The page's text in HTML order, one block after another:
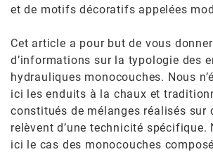
et de motifs décoratifs appelées
Cet article a pour but de vous
d’informations sur la typologie des
hydrauliques monocouches. Nous
ici les enduits à la chaux et
constitués de mélanges réalisés sur
relèvent d’une technicité spécifique.
ici le cas des monocouches